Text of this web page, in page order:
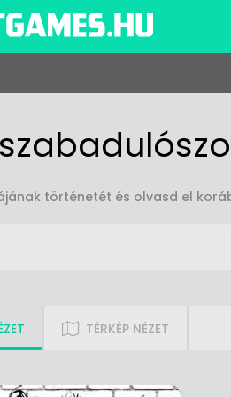
történetét és olvasd el
TÉRKÉP NÉZET